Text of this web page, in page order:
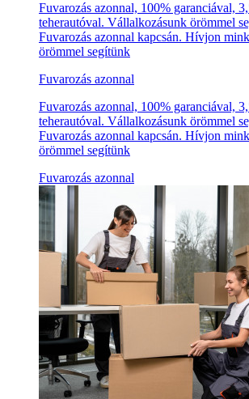
Fuvarozás azonnal, 100% garanciával,
teherautóval. Vállalkozásunk örömmel
Fuvarozás azonnal kapcsán. Hívjon
örömmel segítünk
Fuvarozás azonnal
Fuvarozás azonnal, 100% garanciával,
teherautóval. Vállalkozásunk örömmel
Fuvarozás azonnal kapcsán. Hívjon
örömmel segítünk
Fuvarozás azonnal